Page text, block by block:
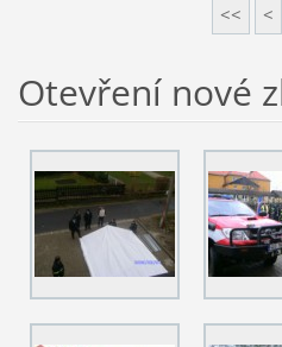
<< <
Otevření nové